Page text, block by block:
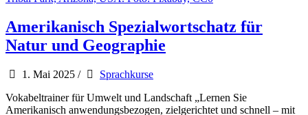
Amerikanisch Spezialwortschatz für
Natur und Geographie
1. Mai 2025 /
Sprachkurse
Vokabeltrainer für Umwelt und Landschaft „Lernen Sie
Amerikanisch anwendungsbezogen, zielgerichtet und schnell – mit